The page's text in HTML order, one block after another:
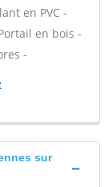
en PVC -
en bois -
-
sur